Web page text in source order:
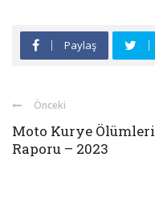
Paylaş
Önceki
Moto Kurye Ölümleri
Raporu – 2023